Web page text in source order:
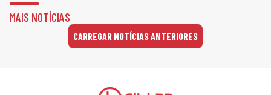
MAIS NOTÍCIAS
CARREGAR NOTÍCIAS ANTERIORES